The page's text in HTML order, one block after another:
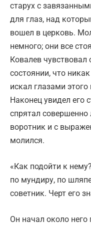
старух с
для глаз, над
вошел в церковь.
немного; они все
Ковалев
состоянии, что
искал глазами
Наконец увидел его
спрятал
воротник и с
молился.
«Как подойти к
по мундиру, по
советник. Черт его
Он начал около